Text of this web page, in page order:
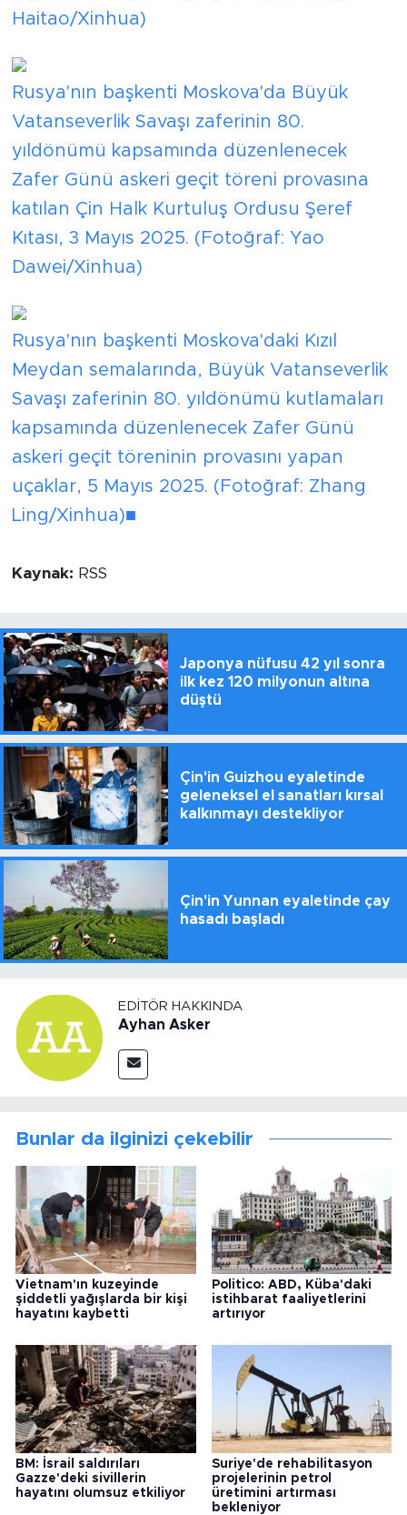
Haitao/Xinhua)
Rusya'nın başkenti Moskova'da Büyük
Vatanseverlik Savaşı zaferinin 80.
yıldönümü kapsamında düzenlenecek
Zafer Günü askeri geçit töreni provasına
katılan Çin Halk Kurtuluş Ordusu Şeref
Kıtası, 3 Mayıs 2025. (Fotoğraf: Yao
Dawei/Xinhua)
Rusya'nın başkenti Moskova'daki Kızıl
Meydan semalarında, Büyük Vatanseverlik
Savaşı zaferinin 80. yıldönümü kutlamaları
kapsamında düzenlenecek Zafer Günü
askeri geçit töreninin provasını yapan
uçaklar, 5 Mayıs 2025. (Fotoğraf: Zhang
Ling/Xinhua)■
Kaynak: RSS
Japonya nüfusu 42 yıl sonra
ilk kez 120 milyonun altına
düştü
Çin'in Guizhou eyaletinde
geleneksel el sanatları kırsal
kalkınmayı destekliyor
Çin'in Yunnan eyaletinde çay
hasadı başladı
EDITÖR HAKKINDA
Ayhan Asker
Bunlar da ilginizi çekebilir
Vietnam'ın kuzeyinde
şiddetli yağışlarda bir kişi
hayatını kaybetti
Politico: ABD, Küba'daki
istihbarat faaliyetlerini
artırıyor
BM: İsrail saldırıları
Gazze'deki sivillerin
hayatını olumsuz etkiliyor
Suriye'de rehabilitasyon
projelerinin petrol
üretimini artırması
bekleniyor